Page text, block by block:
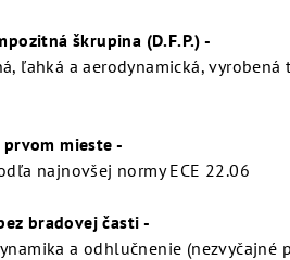
škrupina (D.F.P.) -
ľahká a aerodynamická,
prvom mieste -
najnovšej normy ECE 22.06
bradovej časti -
a odhlučnenie (nezvyčajné